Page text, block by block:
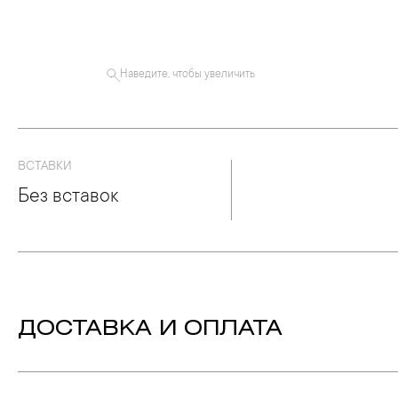
Наведите, чтобы увеличить
ВСТАВКИ
Без вставок
ДОСТАВКА И ОПЛАТА